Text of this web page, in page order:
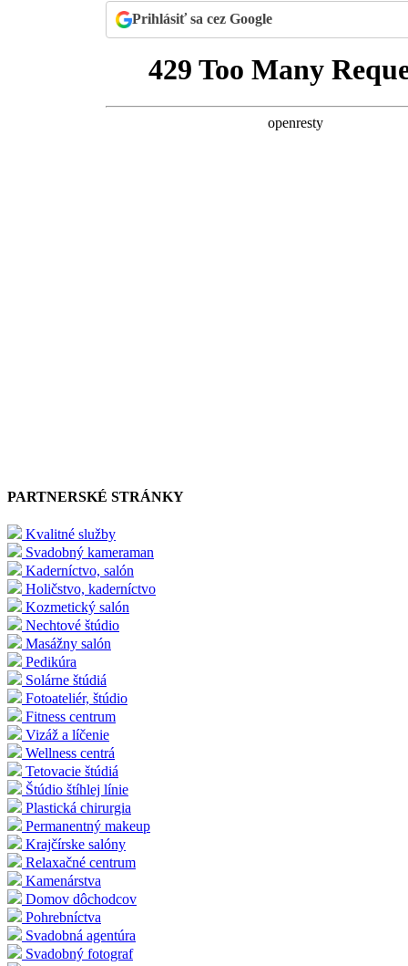
Prihlásiť sa cez Google
PARTNERSKÉ STRÁNKY
Kvalitné služby
Svadobný kameraman
Kaderníctvo, salón
Holičstvo, kaderníctvo
Kozmetický salón
Nechtové štúdio
Masážny salón
Pedikúra
Solárne štúdiá
Fotoateliér, štúdio
Fitness centrum
Vizáž a líčenie
Wellness centrá
Tetovacie štúdiá
Štúdio štíhlej línie
Plastická chirurgia
Permanentný makeup
Krajčírske salóny
Relaxačné centrum
Kamenárstva
Domov dôchodcov
Pohrebníctva
Svadobná agentúra
Svadobný fotograf